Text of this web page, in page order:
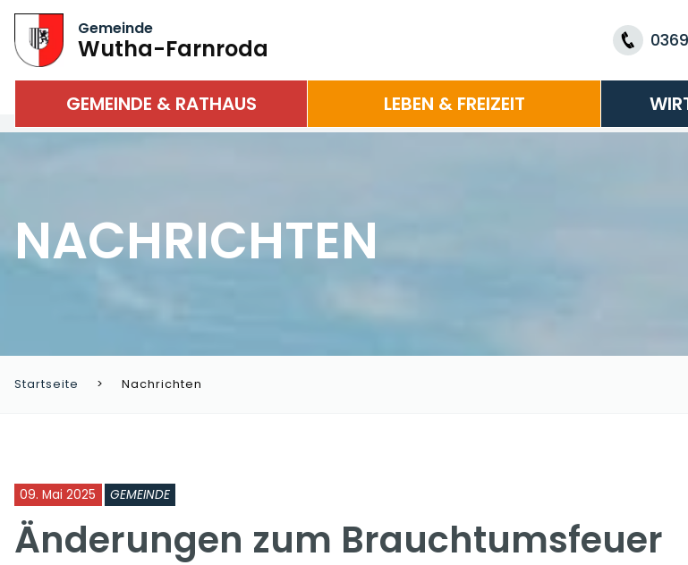
Gemeinde
Wutha-Farnroda
GEMEINDE & RATHAUS LEBEN & FREIZEIT
NACHRICHTEN
Startseite Nachrichten
09. Mai 2025 GEMEINDE
Änderungen zum Brauchtumsfeuer